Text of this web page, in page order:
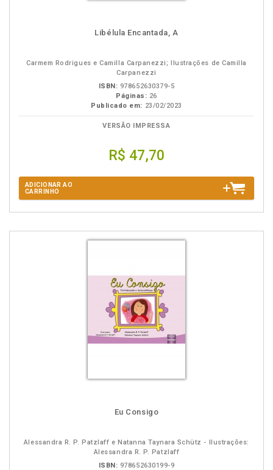
Libélula Encantada, A
Carmem Rodrigues e Camilla Carpanezzi; Ilustrações de Camilla
Carpanezzi
ISBN: 978652630379-5
Páginas: 26
Publicado em: 23/02/2023
VERSÃO IMPRESSA
R$ 47,70
ADICIONAR AO
CARRINHO
Eu Consigo
Alessandra R. P. Patzlaff e Natanna Taynara Schütz - Ilustrações:
Alessandra R. P. Patzlaff
ISBN: 978652630199-9